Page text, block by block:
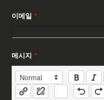
이메일 *
메시지 *